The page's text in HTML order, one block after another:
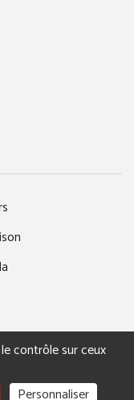
contrôle sur ceux
Personnaliser